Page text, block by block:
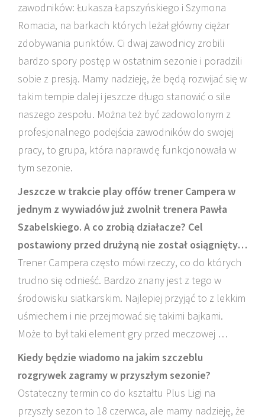
zawodników: Łukasza Łapszyńskiego i Szymona
Romacia, na barkach których leżał główny ciężar
zdobywania punktów. Ci dwaj zawodnicy zrobili
bardzo spory postęp w ostatnim sezonie i poradzili
sobie z presją. Mamy nadzieję, że będą rozwijać się w
takim tempie dalej i jeszcze długo stanowić o sile
naszego zespołu. Można też być zadowolonym z
profesjonalnego podejścia zawodników do swojej
pracy, to grupa, która naprawdę funkcjonowała w
tym sezonie.
Jeszcze w trakcie play offów trener Campera w
jednym z wywiadów już zwolnił trenera Pawła
Szabelskiego. A co zrobią działacze? Cel
postawiony przed drużyną nie został osiągnięty…
Trener Campera często mówi rzeczy, co do których
trudno się odnieść. Bardzo znany jest z tego w
środowisku siatkarskim. Najlepiej przyjąć to z lekkim
uśmiechem i nie przejmować się takimi bajkami.
Może to był taki element gry przed meczowej …
Kiedy będzie wiadomo na jakim szczeblu
rozgrywek zagramy w przyszłym sezonie?
Ostateczny termin co do kształtu Plus Ligi na
przyszły sezon to 18 czerwca, ale mamy nadzieję, że